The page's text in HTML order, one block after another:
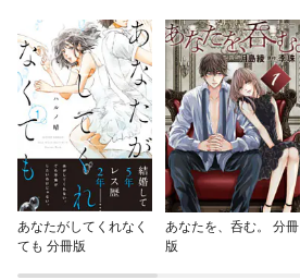
あなたがしてくれなく
ても 分冊版
あなたを、呑む。 分冊
版